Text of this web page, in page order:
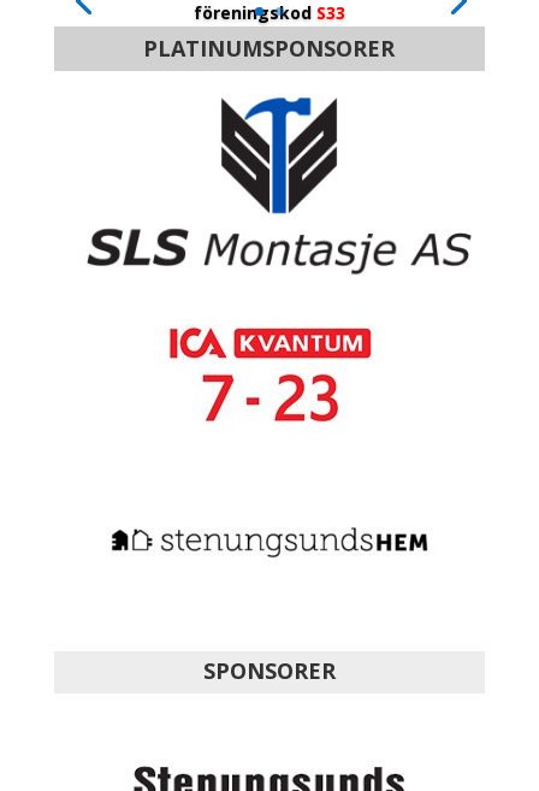
föreningskod S33
PLATINUMSPONSORER
SPONSORER